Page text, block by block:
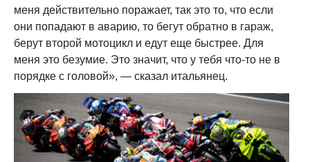
меня действительно поражает, так это то, что если
они попадают в аварию, то бегут обратно в гараж,
берут второй мотоцикл и едут еще быстрее. Для
меня это безумие. Это значит, что у тебя что-то не в
порядке с головой», — сказал итальянец.